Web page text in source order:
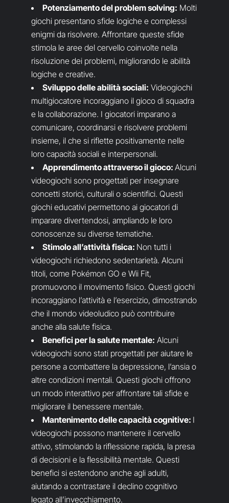
Potenziamento del problem solving: Molti
giochi presentano sfide logiche e complessi
enigmi da risolvere. Affrontare queste sfide
stimola le aree del cervello coinvolte nella
risoluzione dei problemi, migliorando le abilità
logiche e creative.
Sviluppo delle abilità sociali: Videogiochi
multigiocatore incoraggiano il gioco di squadra
e la collaborazione. I giocatori imparano a
comunicare, coordinarsi e risolvere problemi
insieme, il che si riflette positivamente nelle
loro capacità sociali e interpersonali.
Apprendimento attraverso il gioco:Alcuni
videogiochi sono progettati per insegnare
concetti storici, culturali o scientifici. Questi
giochi educativi permettono ai giocatori di
imparare divertendosi, ampliando le loro
conoscenze su diverse tematiche.
Stimolo all’attività fisica: Non tutti i
videogiochi richiedono sedentarietà. Alcuni
titoli, come Pokémon GO e Wii Fit,
promuovono il movimento fisico. Questi giochi
incoraggiano l’attività e l’esercizio, dimostrando
che il mondo videoludico può contribuire
anche alla salute fisica.
Benefici per la salute mentale: Alcuni
videogiochi sono stati progettati per aiutare le
persone a combattere la depressione, l’ansia o
altre condizioni mentali. Questi giochi offrono
un modo interattivo per affrontare tali sfide e
migliorare il benessere mentale.
Mantenimento delle capacità cognitive: I
videogiochi possono mantenere il cervello
attivo, stimolando la riflessione rapida, la presa
di decisioni e la flessibilità mentale. Questi
benefici si estendono anche agli adulti,
aiutando a contrastare il declino cognitivo
legato all’invecchiamento.